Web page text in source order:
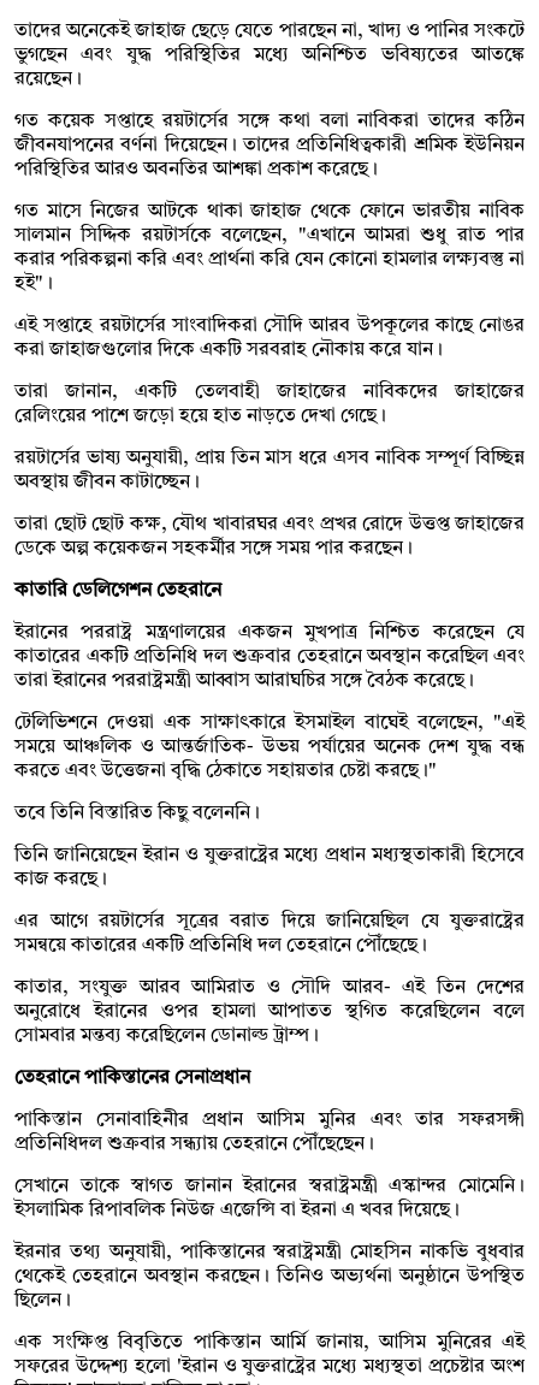
তাদের অনেকেই জাহাজ ছেড়ে যেতে পারছেন না, খাদ্য ও পানির সংকটে
ভুগছেন এবং যুদ্ধ পরিস্থিতির মধ্যে অনিশ্চিত ভবিষ্যতের আতঙ্কে
রয়েছেন।
গত কয়েক সপ্তাহে রয়টার্সের সঙ্গে কথা বলা নাবিকরা তাদের কঠিন
জীবনযাপনের বর্ণনা দিয়েছেন। তাদের প্রতিনিধিত্বকারী শ্রমিক ইউনিয়ন
পরিস্থিতির আরও অবনতির আশঙ্কা প্রকাশ করেছে।
গত মাসে নিজের আটকে থাকা জাহাজ থেকে ফোনে ভারতীয় নাবিক
সালমান সিদ্দিক রয়টার্সকে বলেছেন, "এখানে আমরা শুধু রাত পার
করার পরিকল্পনা করি এবং প্রার্থনা করি যেন কোনো হামলার লক্ষ্যবস্তু না
হই"।
এই সপ্তাহে রয়টার্সের সাংবাদিকরা সৌদি আরব উপকূলের কাছে নোঙর
করা জাহাজগুলোর দিকে একটি সরবরাহ নৌকায় করে যান।
তারা জানান, একটি তেলবাহী জাহাজের নাবিকদের জাহাজের
রেলিংয়ের পাশে জড়ো হয়ে হাত নাড়তে দেখা গেছে।
রয়টার্সের ভাষ্য অনুযায়ী, প্রায় তিন মাস ধরে এসব নাবিক সম্পূর্ণ বিচ্ছিন্ন
অবস্থায় জীবন কাটাচ্ছেন।
তারা ছোট ছোট কক্ষ, যৌথ খাবারঘর এবং প্রখর রোদে উত্তপ্ত জাহাজের
ডেকে অল্প কয়েকজন সহকর্মীর সঙ্গে সময় পার করছেন।
কাতারি ডেলিগেশন তেহরানে
ইরানের পররাষ্ট্র মন্ত্রণালয়ের একজন মুখপাত্র নিশ্চিত করেছেন যে
কাতারের একটি প্রতিনিধি দল শুক্রবার তেহরানে অবস্থান করেছিল এবং
তারা ইরানের পররাষ্ট্রমন্ত্রী আব্বাস আরাঘচির সঙ্গে বৈঠক করেছে।
টেলিভিশনে দেওয়া এক সাক্ষাৎকারে ইসমাইল বাঘেই বলেছেন, "এই
সময়ে আঞ্চলিক ও আন্তর্জাতিক- উভয় পর্যায়ের অনেক দেশ যুদ্ধ বন্ধ
করতে এবং উত্তেজনা বৃদ্ধি ঠেকাতে সহায়তার চেষ্টা করছে।"
তবে তিনি বিস্তারিত কিছু বলেননি।
তিনি জানিয়েছেন ইরান ও যুক্তরাষ্ট্রের মধ্যে প্রধান মধ্যস্থতাকারী হিসেবে
কাজ করছে।
এর আগে রয়টার্সের সূত্রের বরাত দিয়ে জানিয়েছিল যে যুক্তরাষ্ট্রের
সমন্বয়ে কাতারের একটি প্রতিনিধি দল তেহরানে পৌঁছেছে।
কাতার, সংযুক্ত আরব আমিরাত ও সৌদি আরব- এই তিন দেশের
অনুরোধে ইরানের ওপর হামলা আপাতত স্থগিত করেছিলেন বলে
সোমবার মন্তব্য করেছিলেন ডোনাল্ড ট্রাম্প।
তেহরানে পাকিস্তানের সেনাপ্রধান
পাকিস্তান সেনাবাহিনীর প্রধান আসিম মুনির এবং তার সফরসঙ্গী
প্রতিনিধিদল শুক্রবার সন্ধ্যায় তেহরানে পৌঁছেছেন।
সেখানে তাকে স্বাগত জানান ইরানের স্বরাষ্ট্রমন্ত্রী এস্কান্দর মোমেনি।
ইসলামিক রিপাবলিক নিউজ এজেন্সি বা ইরনা এ খবর দিয়েছে।
ইরনার তথ্য অনুযায়ী, পাকিস্তানের স্বরাষ্ট্রমন্ত্রী মোহসিন নাকভি বুধবার
থেকেই তেহরানে অবস্থান করছেন। তিনিও অভ্যর্থনা অনুষ্ঠানে উপস্থিত
ছিলেন।
এক সংক্ষিপ্ত বিবৃতিতে পাকিস্তান আর্মি জানায়, আসিম মুনিরের এই
সফরের উদ্দেশ্য হলো 'ইরান ও যুক্তরাষ্ট্রের মধ্যে মধ্যস্থতা প্রচেষ্টার অংশ